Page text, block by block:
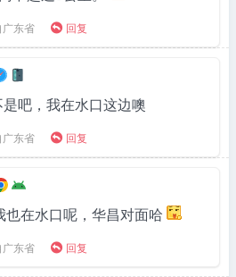
广东省  回复
是吧，我在水口这边噢
广东省  回复
也在水口呢，华昌对面哈
广东省  回复